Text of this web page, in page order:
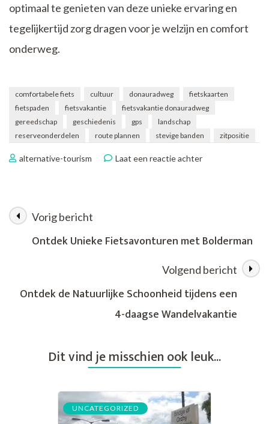
optimaal te genieten van deze unieke ervaring en
tegelijkertijd zorg dragen voor je welzijn en comfort
onderweg.
comfortabele fiets cultuur donauradweg
fietskaarten
fietspaden
fietsvakantie
fietsvakantie donauradweg
gereedschap
geschiedenis gps
landschap
reserveonderdelen
route plannen stevige banden zitpositie
alternative-tourism Laat een reactie achterop
per
Berichtnavigatie
Vorig bericht
Ontdek Unieke Fietsavonturen met Bolderman
Volgend bericht
Ontdek de Natuurlijke Schoonheid tijdens een
4-daagse Wandelvakantie
Dit vind je misschien ook leuk...
UNCATEGORIZED